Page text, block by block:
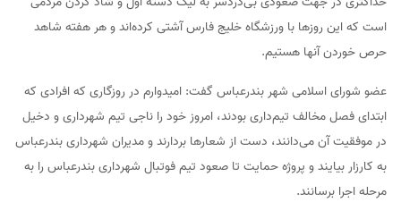
است که این روزها با ورزشگاه خلیج فارس آشتی کرده‌اند و هر هفته شاهد
حرص خوردن آنها هستیم.
عضو شورای اسلامی شهر بندرعباس گفت: امیدوارم در روزگاری که افرادی که
ابتدای فصل مخالف تیم‌داری بودند، امروز خود را ناجی تیم شهرداری و دخیل
در موفقیت آن می‌دانند، دست از شعارها بردارند و مدیران شهرداری بندرعباس
به کارزار بیایند و پروژه حمایت تا صعود تیم فوتبال شهرداری بندرعباس را به
مرحله اجرا برسانند.